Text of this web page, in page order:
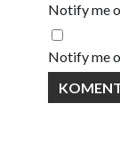
Notify me
Notify me